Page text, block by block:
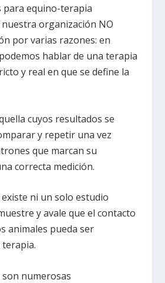
para equino-terapia
organización NO
por varias razones: en
hablar de una terapia
y real en que se define la
cuyos resultados se
y repetir una vez
que marcan su
correcta medición.
ni un solo estudio
y avale que el contacto
animales pueda ser
numerosas